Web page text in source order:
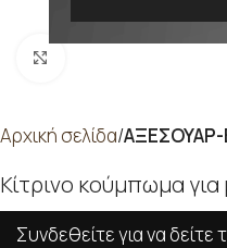
Αρχική σελίδα ΑΞΕΣΟΥΑΡ-
Κίτρινο κούμπωμα
Συνδεθείτε για να δείτε